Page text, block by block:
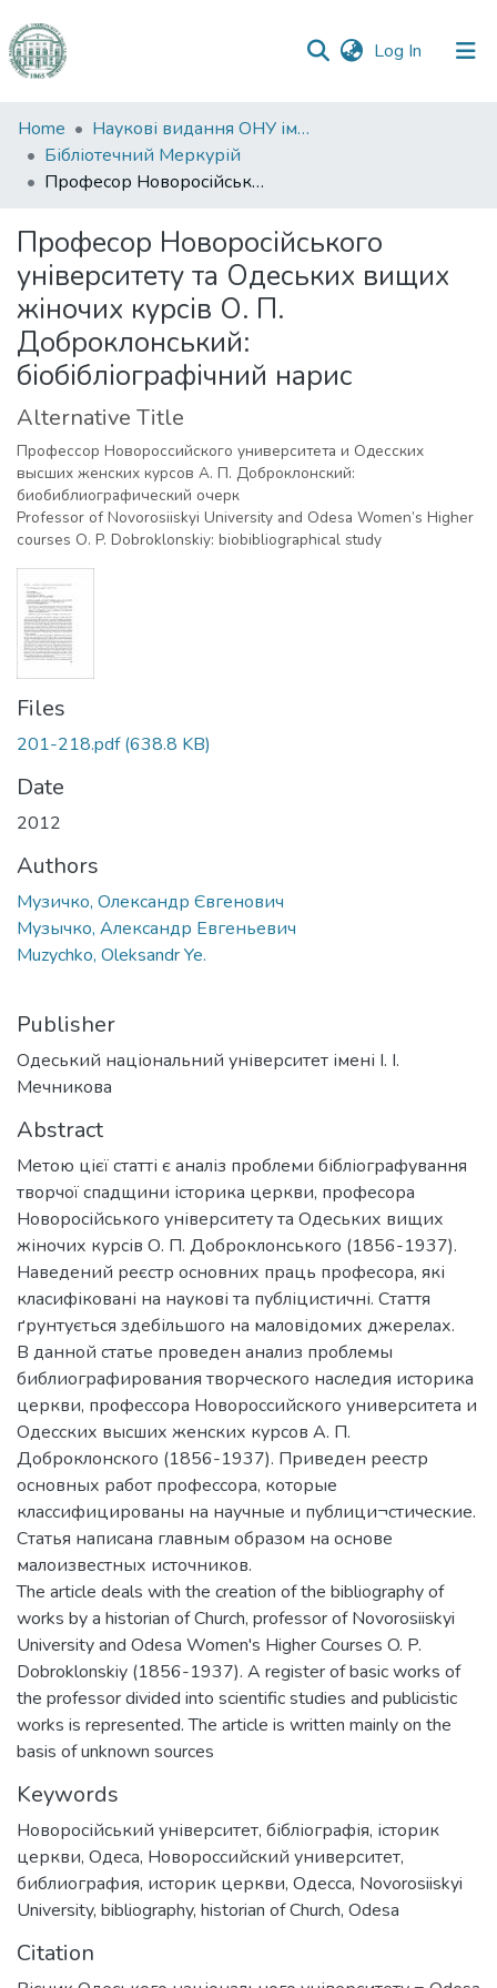
Log In (current)
Communities
&
Collections
Statistics
Home
Наукові видання ОНУ імені І. І. Мечникова
Бібліотечний Меркурій
Професор Новоросійського університету та Одеських вищих жіночих курсів О. П. Доброклонський: біобібліографічний нарис
Професор Новоросійського
університету та Одеських вищих
жіночих курсів О. П.
Доброклонський:
біобібліографічний нарис
Alternative Title
Профессор Новороссийского университета и Одесских
высших женских курсов А. П. Доброклонский:
биобиблиографический очерк
Professor of Novorosiiskyi University and Odesa Women’s Higher
courses O. P. Dobroklonskiy: biobibliographical study
Files
201-218.pdf(638.8 KB)
Date
2012
Authors
Музичко, Олександр Євгенович
Музычко, Александр Евгеньевич
Muzychko, Oleksandr Ye.
Publisher
Одеський національний університет імені І. І.
Мечникова
Abstract
Метою цієї статті є аналіз проблеми бібліографування
творчої спадщини історика церкви, професора
Новоросійського університету та Одеських вищих
жіночих курсів О. П. Доброклонського (1856-1937).
Наведений реєстр основних праць професора, які
класифіковані на наукові та публіцистичні. Стаття
ґрунтується здебільшого на маловідомих джерелах.
В данной статье проведен анализ проблемы
библиографирования творческого наследия историка
церкви, профессора Новороссийского университета и
Одесских высших женских курсов А. П.
Доброклонского (1856-1937). Приведен реестр
основных работ профессора, которые
классифицированы на научные и публици¬стические.
Статья написана главным образом на основе
малоизвестных источников.
The article deals with the creation of the bibliography of
works by a historian of Church, professor of Novorosiiskyi
University and Odesa Women's Higher Courses O. P.
Dobroklonskiy (1856-1937). A register of basic works of
the professor divided into scientific studies and publicistic
works is represented. The article is written mainly on the
basis of unknown sources
Keywords
Новоросійський університет, бібліографія, історик
церкви, Одеса, Новороссийский университет,
библиография, историк церкви, Одесса, Novorosiiskyi
University, bibliography, historian of Church, Odesa
Citation